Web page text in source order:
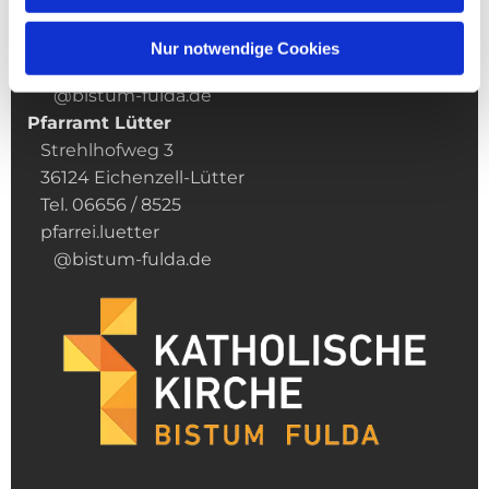
Nur notwendige Cookies
36124 Eichenzell
Tel. 06659 / 1313
@bistum-fulda.de
Pfarramt Lütter
Strehlhofweg 3
36124 Eichenzell-Lütter
Tel. 06656 / 8525
pfarrei.luetter
@bistum-fulda.de